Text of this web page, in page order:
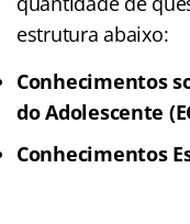
estrutura abaixo:
Conhecimentos
do Adolescente
Conhecimentos